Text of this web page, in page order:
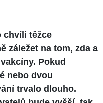
chvíli těžce
záležet na tom, zda a
Pokud
nebo dvou
trvalo dlouho.